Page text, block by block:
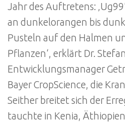
Jahr des Auftretens:
an dunkelorangen bis
Pusteln auf den Halmen
Pflanzen‘, erklärt Dr.
Entwicklungsmanager
Bayer CropScience, die
Seither breitet sich der
tauchte in Kenia,